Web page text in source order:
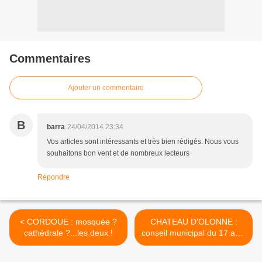
Commentaires
Ajouter un commentaire
B barra 24/04/2014 23:34
Vos articles sont intéressants et très bien rédigés. Nous vous
souhaitons bon vent et de nombreux lecteurs
Répondre
< CORDOUE : mosquée ?
cathédrale ?...les deux !
CHATEAU D'OLONNE :
conseil municipal du 17 avril
2014 >